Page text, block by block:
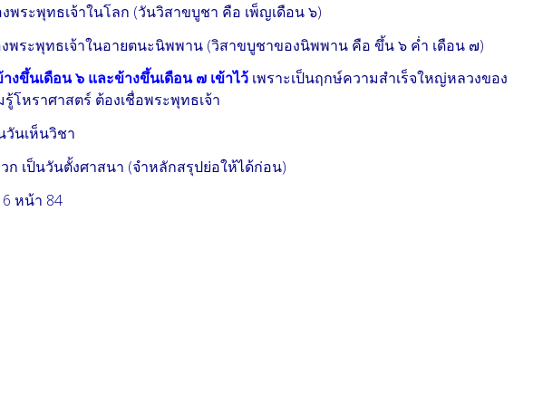
ะพุทธเจ้าในโลก (วันวิสาขบูชา คือ เพ็ญเดือน ๖)
ะพุทธเจ้าในอายตนะนิพพาน (วิสาขบูชาของนิพพาน คือ ขึ้น ๖ ค่ำ เดือน ๗)
งขึ้นเดือน ๖ และข้างขึ้นเดือน ๗ เข้าไว้ เพราะเป็นฤกษ์ความสำเร็จใหญ่หลวงของ
โหราศาสตร์ ต้องเชื่อพระพุทธเจ้า
นเห็นวิชา
ป็นวันตั้งศาสนา (จำหลักสรุปย่อให้ได้ก่อน)
หน้า 84